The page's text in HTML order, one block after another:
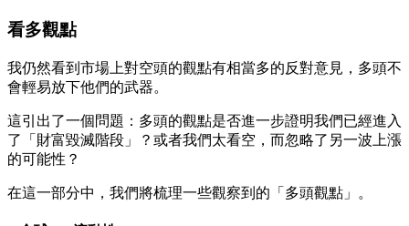
看多觀點
我仍然看到市場上對空頭的觀點有相當多的反對意見，多頭不
會輕易放下他們的武器。
這引出了一個問題：多頭的觀點是否進一步證明我們已經進入
了「財富毀滅階段」？或者我們太看空，而忽略了另一波上漲
的可能性？
在這一部分中，我們將梳理一些觀察到的「多頭觀點」。